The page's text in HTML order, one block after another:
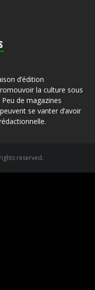
d’édition
la culture sous
de magazines
se vanter d’avoir
reserved.